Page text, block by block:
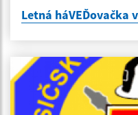
Letná háVEĎovačka